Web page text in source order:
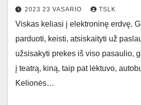
2023 23 VASARIO TSLK
Viskas keliasi į elektroninę erdvę.
parduoti, keisti, atsiskaityti už
užsisakyti prekes iš viso pasaulio,
į teatrą, kiną, taip pat lėktuvo,
Kelionės…